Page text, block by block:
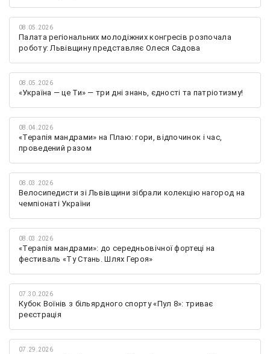
08.05.2026
Палата регіональних молодіжних конгресів розпочала
роботу: Львівщину представляє Олеся Садова
08.05.2026
«Україна — це Ти» — три дні знань, єдності та патріотизму!
08.04.2026
«Терапія мандрами» на Плаю: гори, відпочинок і час,
проведений разом
08.03.2026
Велосипедисти зі Львівщини зібрали колекцію нагород на
чемпіонаті України
08.03.2026
«Терапія мандрами»: до середньовічної фортеці на
фестиваль «Ту Стань. Шлях Героя»
07.30.2026
Кубок Воїнів з більярдного спорту «Пул 8»: триває
реєстрація
07.29.2026